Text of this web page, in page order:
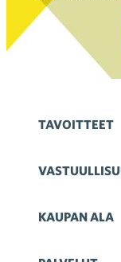
TAVOITTEET
KAUPAN ALA